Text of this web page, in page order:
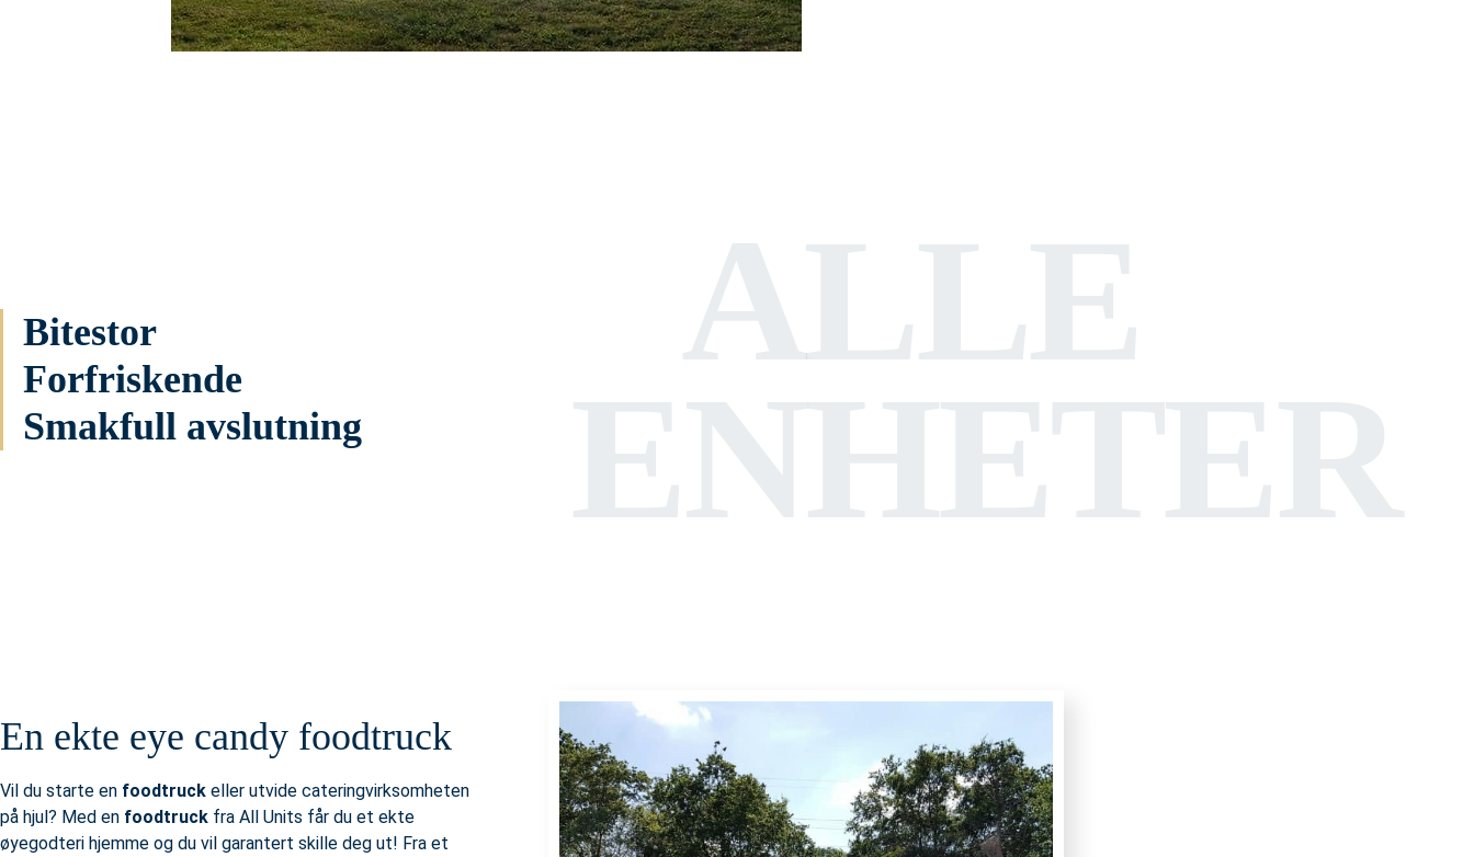
Bitestor
Forfriskende
Smakfull avslutning
ALLE
ENHETER
En ekte eye candy foodtruck
Vil du starte en foodtruck eller utvide cateringvirksomheten
på hjul? Med en foodtruck fra All Units får du et ekte
øyegodteri hjemme og du vil garantert skille deg ut! Fra et